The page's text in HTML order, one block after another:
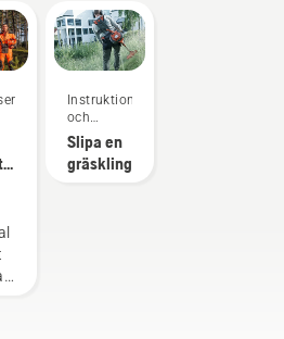
Instruktioner
och
guider
Slipa en
gräsklinga